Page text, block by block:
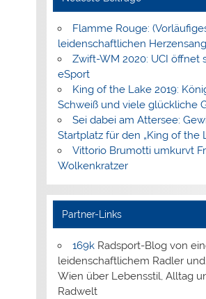
Flamme Rouge:
leidenschaftlichen
Zwift-WM 2020: UCI öffnet
eSport
King of the Lake 2019:
Schweiß und viele glückliche
Sei dabei am Attersee:
Startplatz für den „King of the
Vittorio Brumotti umkurvt
Wolkenkratzer
Partner-Links
169kRadsport-Blog von
leidenschaftlichem Radler
Wien über Lebensstil, Alltag
Radwelt